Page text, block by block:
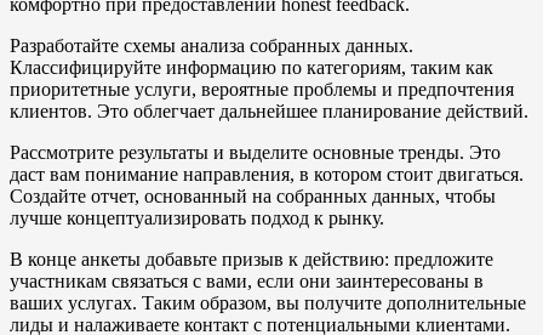
Разработайте схемы анализа собранных данных.
Классифицируйте информацию по категориям, таким как
приоритетные услуги, вероятные проблемы и предпочтения
клиентов. Это облегчает дальнейшее планирование действий.
Рассмотрите результаты и выделите основные тренды. Это
даст вам понимание направления, в котором стоит двигаться.
Создайте отчет, основанный на собранных данных, чтобы
лучше концептуализировать подход к рынку.
В конце анкеты добавьте призыв к действию: предложите
участникам связаться с вами, если они заинтересованы в
ваших услугах. Таким образом, вы получите дополнительные
лиды и налаживаете контакт с потенциальными клиентами.